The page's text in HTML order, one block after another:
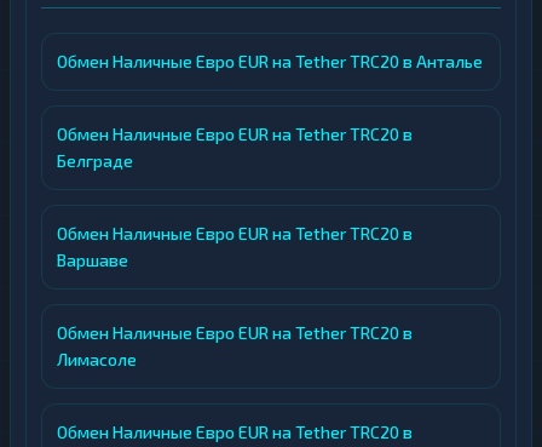
Обмен Наличные Евро EUR на Tether TRC20 в Анталье
Обмен Наличные Евро EUR на Tether TRC20 в
Белграде
Обмен Наличные Евро EUR на Tether TRC20 в
Варшаве
Обмен Наличные Евро EUR на Tether TRC20 в
Лимасоле
Обмен Наличные Евро EUR на Tether TRC20 в